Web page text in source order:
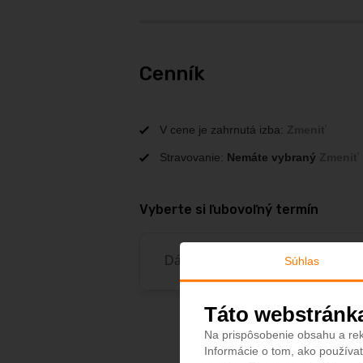
Adresa hotela
Cenník
V cene je zahrnutá izba:
Stravovanie: Nemáte vybraný
Vyberte si ľubovoľný termín
Dátum od Súhlas
Táto
Na prispôsobenie obsahu a
Informácie o tom, ako